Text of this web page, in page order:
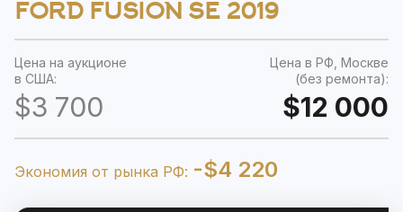
FORD FUSION SE 2019
Цена на аукционе
в США:
$3 700
Цена в РФ, Москве
(без ремонта):
$12 000
Экономия от рынка РФ: -$4 220